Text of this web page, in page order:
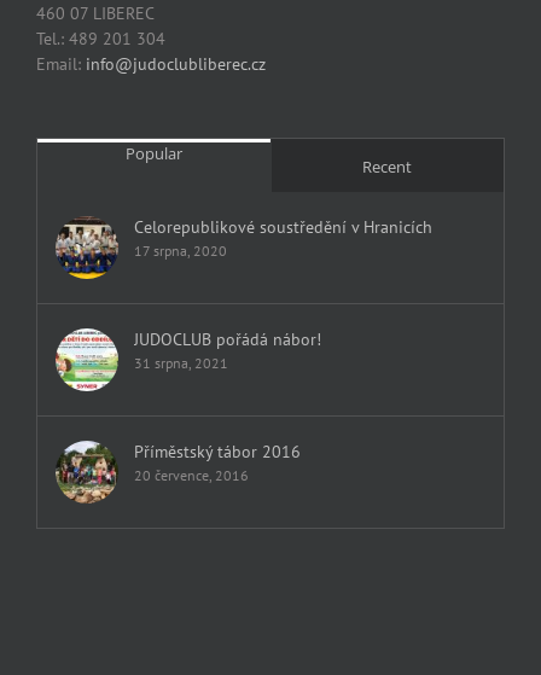
460 07 LIBEREC
Tel.: 489 201 304
Email: info@judoclubliberec.cz
Popular
Recent
Celorepublikové soustředění v Hranicích
17 srpna, 2020
JUDOCLUB pořádá nábor!
31 srpna, 2021
Příměstský tábor 2016
20 července, 2016